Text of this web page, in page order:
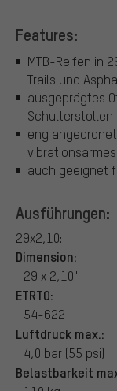
Features:
MTB-Reifen in
Trails und
ausgeprägtes
Schulterstollen
eng
auch geeignet
Ausführungen:
29x2,10:
Dimension:
29 x 2,10"
ETRTO:
54-622
Luftdruck max.:
4,0 bar (55 psi)
Belastbarkeit